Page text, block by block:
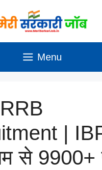
Menu
|
से 9900+